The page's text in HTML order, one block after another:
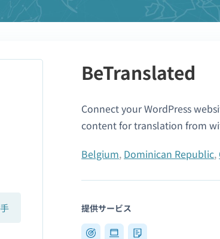
BeTranslated
Connect your WordPress
content for translation from
Belgium, Dominican Republic,
提供サービス